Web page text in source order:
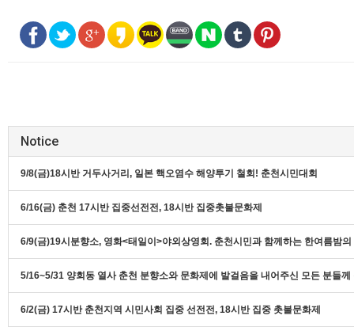
Notice
9/8(금)18시반 거두사거리, 일본 핵오염수 해양투기 철회! 춘천시민대회
6/16(금) 춘천 17시반 집중선전전, 18시반 집중촛불문화제
6/9(금)19시분향소, 영화<태일이>야외상영회. 춘천시민과 함께하는 한여름밤의
5/16~5/31 양회동 열사 춘천 분향소와 문화제에 발걸음을 내어주신 모든 분들
6/2(금) 17시반 춘천지역 시민사회 집중 선전전, 18시반 집중 촛불문화제